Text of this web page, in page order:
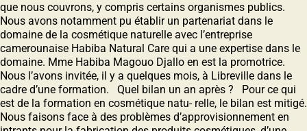
que nous couvrons, y compris certains organismes publics.
Nous avons notamment pu établir un partenariat dans le
domaine de la cosmétique naturelle avec lʼentreprise
camerounaise Habiba Natural Care qui a une expertise dans le
domaine. Mme Habiba Magouo Djallo en est la promotrice.
Nous lʼavons invitée, il y a quelques mois, à Libreville dans le
cadre dʼune formation. Quel bilan un an après ? Pour ce qui
est de la formation en cosmétique natu- relle, le bilan est mitigé.
Nous faisons face à des problèmes dʼapprovisionnement en